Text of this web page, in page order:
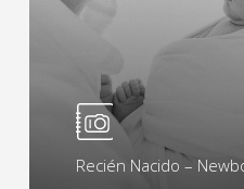
Recién Nacido –